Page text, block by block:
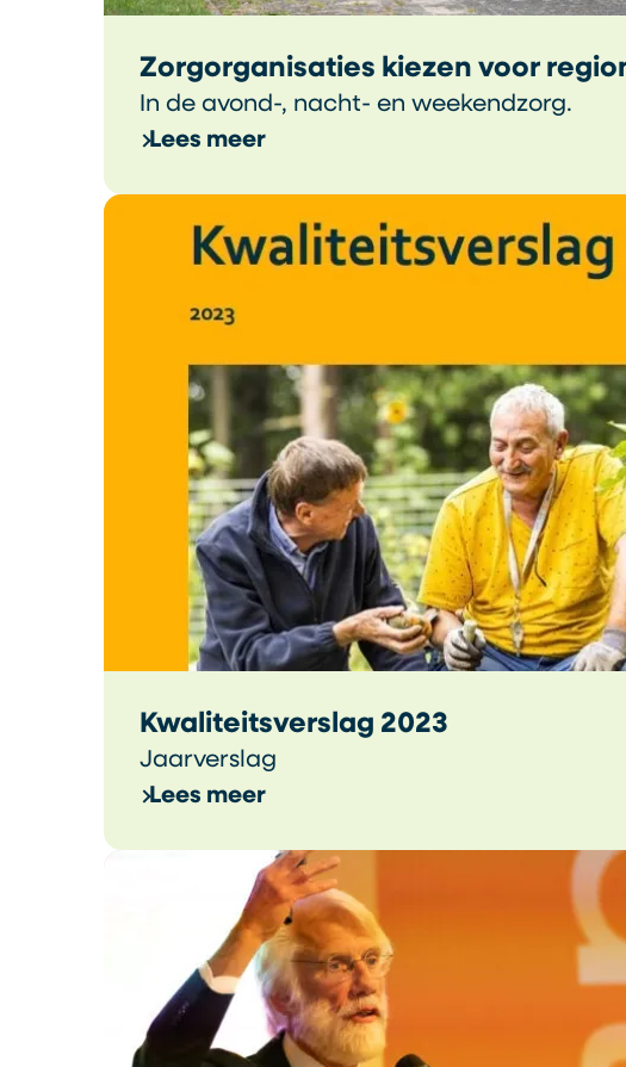
Zorgorganisaties kiezen voor
In de avond-, nacht- en weekendzorg.
Lees meer
Kwaliteitsverslag 2023
Jaarverslag
Lees meer